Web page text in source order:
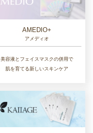
AMEDIO+
アメディオ
美容液とフェイスマスクの併用で
肌を育てる新しいスキンケア